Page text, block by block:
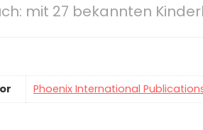
mit 27 bekannten
Phoenix International